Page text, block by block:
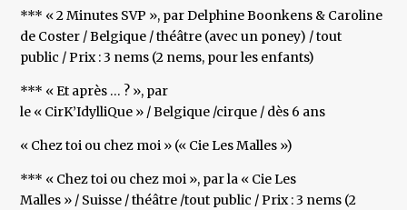
*** « 2 Minutes SVP », par Delphine Boonkens & Caroline
de Coster / Belgique / théâtre (avec un poney) / tout
public / Prix : 3 nems (2 nems, pour les enfants)
*** « Et après … ? », par
le « CirK’IdylliQue » / Belgique /cirque / dès 6 ans
« Chez toi ou chez moi » (« Cie Les Malles »)
*** « Chez toi ou chez moi », par la « Cie Les
Malles » / Suisse / théâtre /tout public / Prix : 3 nems (2